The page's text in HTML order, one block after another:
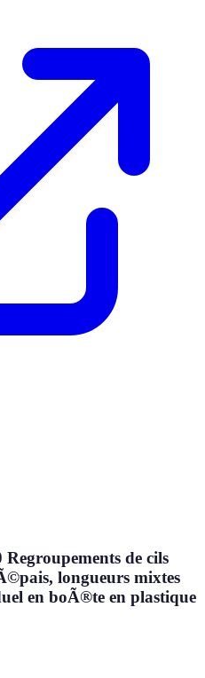
de cils
longueurs mixtes
en boÃ®te en plastique